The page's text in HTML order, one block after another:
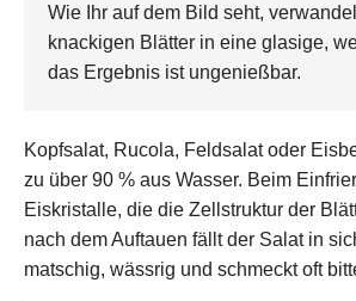
Wie Ihr auf dem Bild seht,
knackigen Blätter in eine glasige,
das Ergebnis ist ungenießbar.
Kopfsalat, Rucola, Feldsalat oder
zu über 90 % aus Wasser. Beim
Eiskristalle, die die Zellstruktur der
nach dem Auftauen fällt der Salat in
matschig, wässrig und schmeckt oft